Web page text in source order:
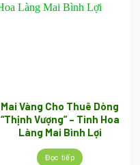
Mai Vàng Cho Thuê Dòng
“Thịnh Vượng” – Tinh Hoa
Làng Mai Bình Lợi
Đọc tiếp